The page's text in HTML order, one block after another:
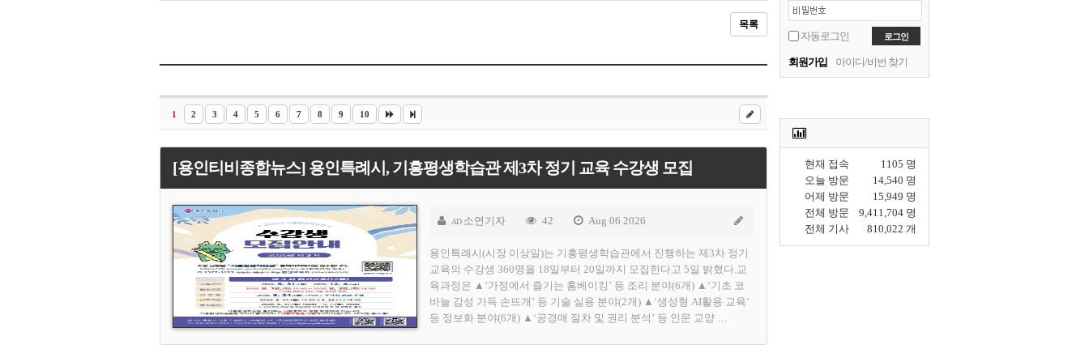
자동로그인
회원가입 아이디/비번 찾기
1105 명
현재 접속
14,540 명
오늘 방문
15,949 명
어제 방문
9,411,704 명
전체 방문
810,022 개
전체 기사
목록
1 2 3 4 5 6 7 8 9 10
[용인티비종합뉴스] 용인특례시, 기흥평생학습관 제3차 정기 교육 수강생 모집
AD 소연기자 42 Aug 06 2026
용인특례시(시장 이상일)는 기흥평생학습관에서 진행하는 제3차 정기
교육의 수강생 360명을 18일부터 20일까지 모집한다고 5일 밝혔다.교
육과정은 ▲‘가정에서 즐기는 홈베이킹’ 등 조리 분야(6개) ▲‘기초 코
바늘 감성 가득 손뜨개’ 등 기술 실용 분야(2개) ▲‘생성형 AI활용 교육’
등 정보화 분야(6개) ▲‘공경매 절차 및 권리 분석’ 등 인문 교양 …